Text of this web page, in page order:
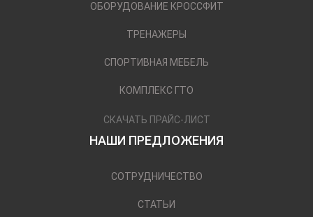
ОБОРУДОВАНИЕ КРОССФИТ
ТРЕНАЖЕРЫ
СПОРТИВНАЯ МЕБЕЛЬ
КОМПЛЕКС ГТО
СКАЧАТЬ ПРАЙС-ЛИСТ
НАШИ ПРЕДЛОЖЕНИЯ
СОТРУДНИЧЕСТВО
СТАТЬИ